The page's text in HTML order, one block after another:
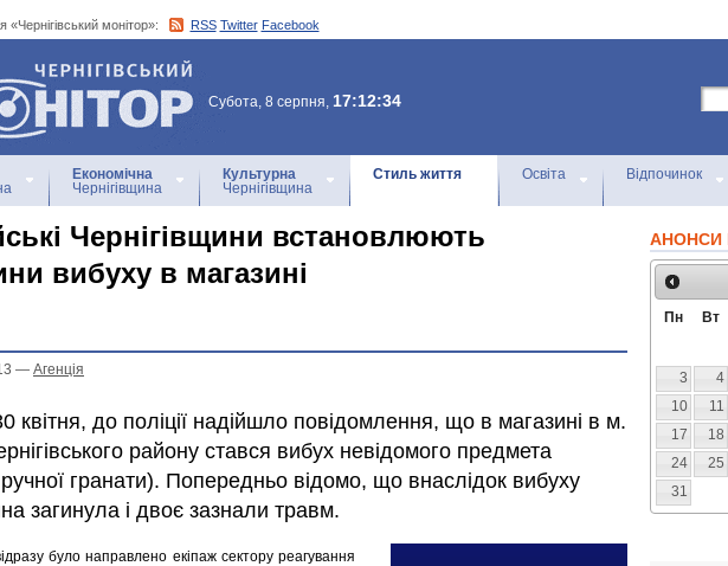
«Чернігівський монітор»: RSS Twitter Facebook
монітор»
Субота, 8 серпня, 17:12:34
Економічна
Чернігівщина
Культурна
Чернігівщина
Стиль життя Освіта Відпочинок
Чернігівщини встановлюють
вибуху в магазині
— Агенцiя
квітня, до поліції надійшло повідомлення, що в магазині в м.
району стався вибух невідомого предмета
гранати). Попередньо відомо, що внаслідок вибуху
загинула і двоє зазнали травм.
було направлено екіпаж сектору реагування
АНОНСИ
Пн Вт
3
4
10
11
17
18
24
25
31